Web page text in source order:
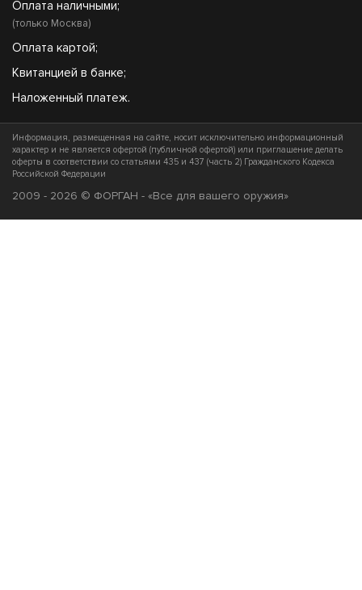
Оплата наличными;
(только Москва)
Оплата картой;
Квитанцией в банке;
Наложенный платеж.
Информация, размещенная на сайте, носит исключительно информационный
характер и не является офертой (публичной офертой) или приглашение делать
оферты в соответствии со статьями 435 и 437 (часть 2) Гражданского Кодекса
Российской Федерации
2009 - 2026 © ФОРГАН - «Все для вашего оружия»